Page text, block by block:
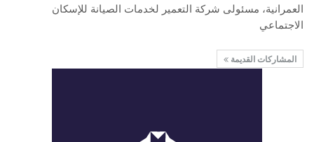
العمرانية، مسئولى شركة التعمير لخدمات الصيانة للإسكان
الاجتماعي
المشاركات القديمة